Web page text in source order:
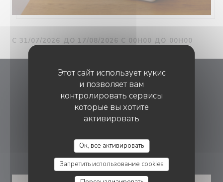
Этот сайт использует кукис
и позволяет вам
контролировать сервисы
которые вы хотите
активировать
Ок, все активировать
Запретить использование cookies
С 31/07/2026 ДО 17/08/2026 С 00H00 ДО 00H00
Dante Restaurant
14 Rue de Paradis 75010 Paris
06 60 39 09 01
БРОНИРОВАНИЕ